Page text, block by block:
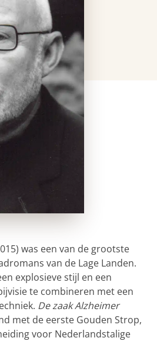
was een van de grootste
van de Lage Landen.
explosieve stijl en een
te combineren met een
De zaak Alzheimer
met de eerste Gouden Strop,
voor Nederlandstalige